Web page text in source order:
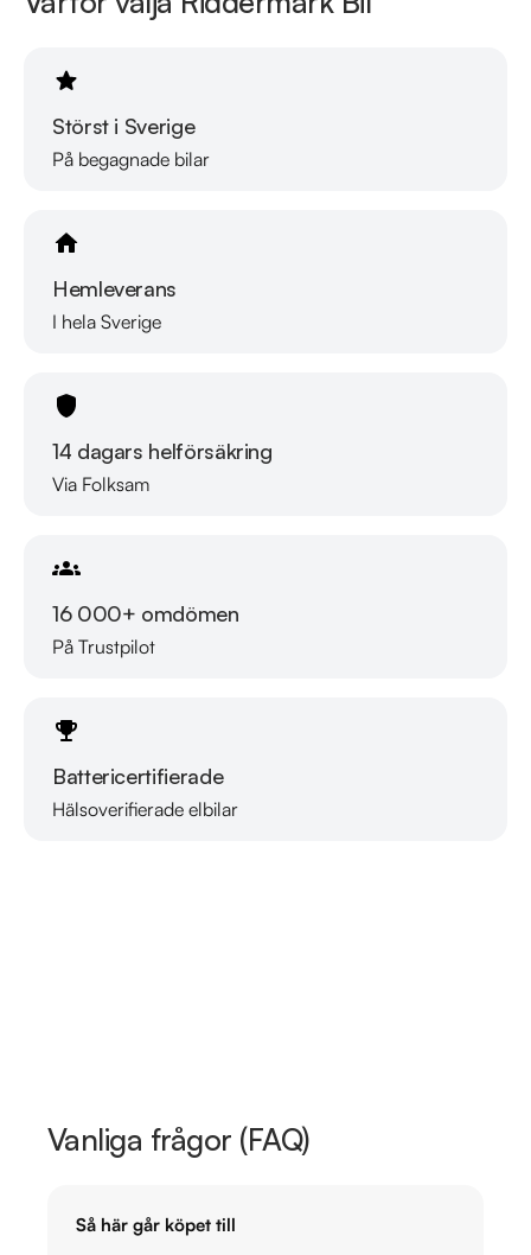
Störst i Sverige
På begagnade bilar
Hemleverans
I hela Sverige
14 dagars helförsäkring
Via Folksam
16 000+ omdömen
På Trustpilot
Battericertifierade
Hälsoverifierade elbilar
Läs mer om oss
Vanliga frågor (FAQ)
Så här går köpet till